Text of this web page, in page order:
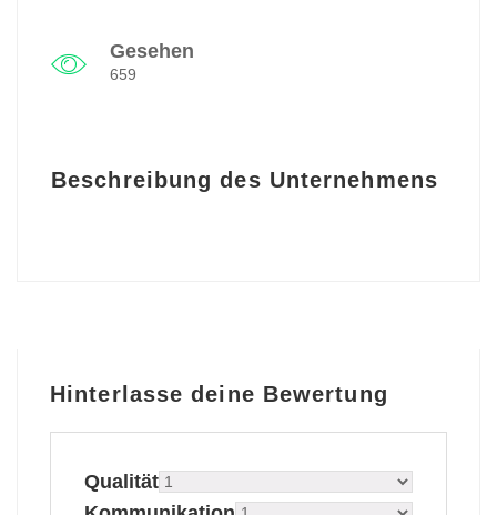
Gesehen
659
Beschreibung des Unternehmens
Hinterlasse deine Bewertung
Qualität